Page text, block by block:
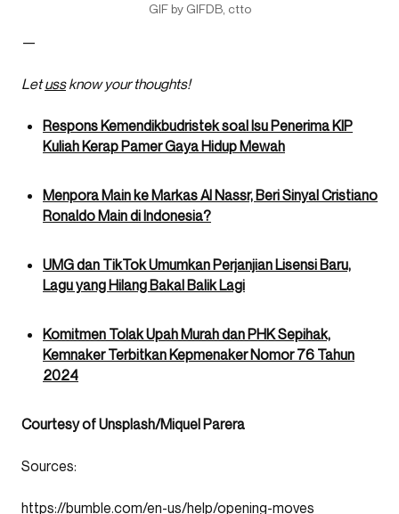
GIF by GIFDB, ctto
—
Letussknow your thoughts!
Respons Kemendikbudristek soal Isu Penerima KIP
Kuliah Kerap Pamer Gaya Hidup Mewah
Menpora Main ke Markas Al Nassr, Beri Sinyal Cristiano
Ronaldo Main di Indonesia?
UMG dan TikTok Umumkan Perjanjian Lisensi Baru,
Lagu yang Hilang Bakal Balik Lagi
Komitmen Tolak Upah Murah dan PHK Sepihak,
Kemnaker Terbitkan Kepmenaker Nomor 76 Tahun
2024
Courtesy of Unsplash/Miquel Parera
Sources:
https://bumble.com/en-us/help/opening-moves